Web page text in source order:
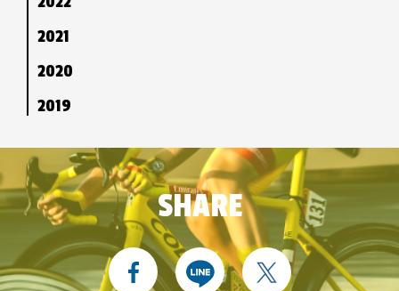
2021
2020
2019
SHARE